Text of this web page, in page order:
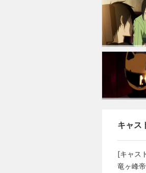
キャス
[キャス
竜ヶ峰